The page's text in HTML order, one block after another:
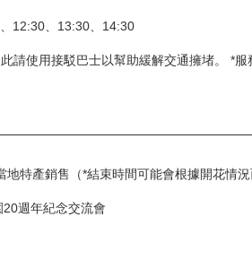
12:30、13:30、14:30
請使用接駁巴士以幫助緩解交通擁堵。 *
特產銷售（*結束時間可能會根據開花情況
週年紀念交流會